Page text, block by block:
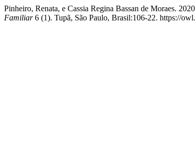
Pinheiro, Renata, e Cassia Regina Bassan de Moraes.
Familiar6 (1). Tupã, São Paulo, Brasil:106-22. https://